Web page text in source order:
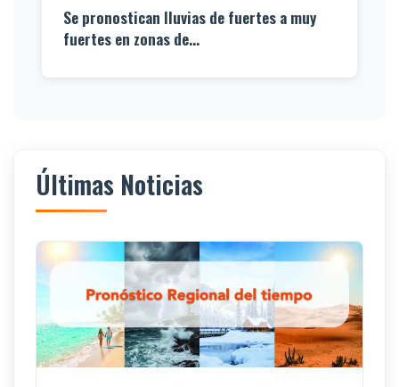
Se pronostican lluvias de fuertes a muy
fuertes en zonas de...
Últimas Noticias